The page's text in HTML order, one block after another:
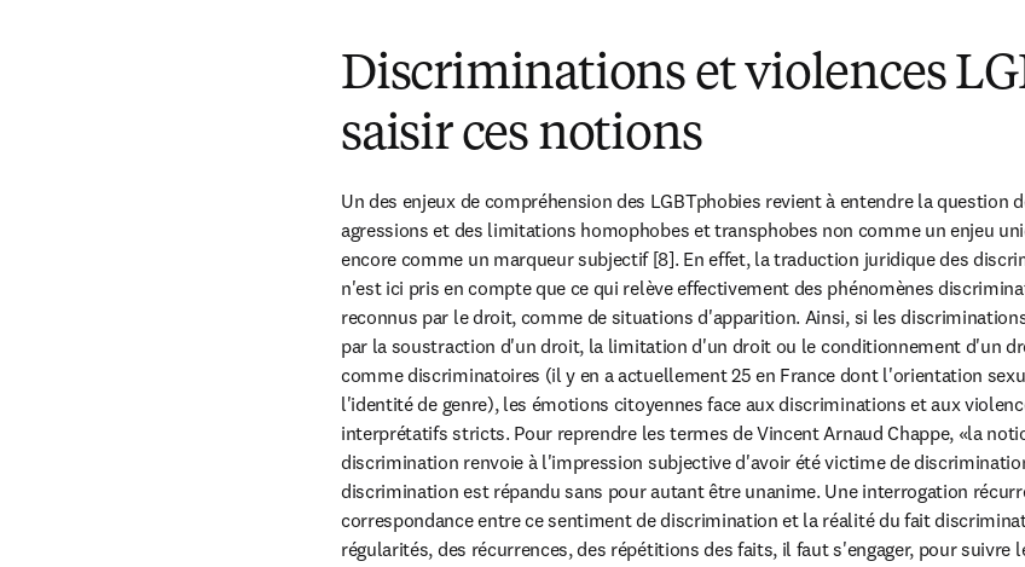
Discriminations et violences
saisir ces notions
Un des enjeux de compréhension des LGBTphobies revient à entendre la question
agressions et des limitations homophobes et transphobes non comme un enjeu
encore comme un marqueur subjectif [8]. En effet, la traduction juridique des
n'est ici pris en compte que ce qui relève effectivement des phénomènes
reconnus par le droit, comme de situations d'apparition. Ainsi, si les
par la soustraction d'un droit, la limitation d'un droit ou le conditionnement d'un
comme discriminatoires (il y en a actuellement 25 en France dont l'orientation
l'identité de genre), les émotions citoyennes face aux discriminations et aux
interprétatifs stricts. Pour reprendre les termes de Vincent Arnaud Chappe, «la
discrimination renvoie à l'impression subjective d'avoir été victime de
discrimination est répandu sans pour autant être unanime. Une interrogation
correspondance entre ce sentiment de discrimination et la réalité du fait
régularités, des récurrences, des répétitions des faits, il faut s'engager, pour suivre